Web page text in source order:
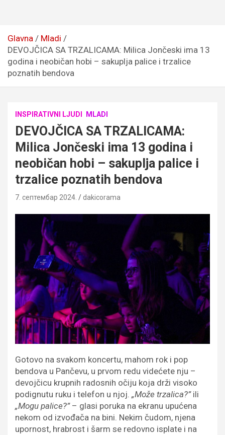
Glavna
Mladi
DEVOJČICA SA TRZALICAMA: Milica Jončeski ima 13
godina i neobičan hobi – sakuplja palice i trzalice
poznatih bendova
INSPIRATIVNI LJUDI MLADI
DEVOJČICA SA TRZALICAMA:
Milica Jončeski ima 13 godina i
neobičan hobi – sakuplja palice i
trzalice poznatih bendova
7. септембар 2024. dakicorama
Gotovo na svakom koncertu, mahom rok i pop
bendova u Pančevu, u prvom redu videćete nju –
devojčicu krupnih radosnih očiju koja drži visoko
podignutu ruku i telefon u njoj. „Može trzalica?”ili
„Mogu palice?”– glasi poruka na ekranu upućena
nekom od izvođača na bini. Nekim čudom, njena
upornost, hrabrost i šarm se redovno isplate i na